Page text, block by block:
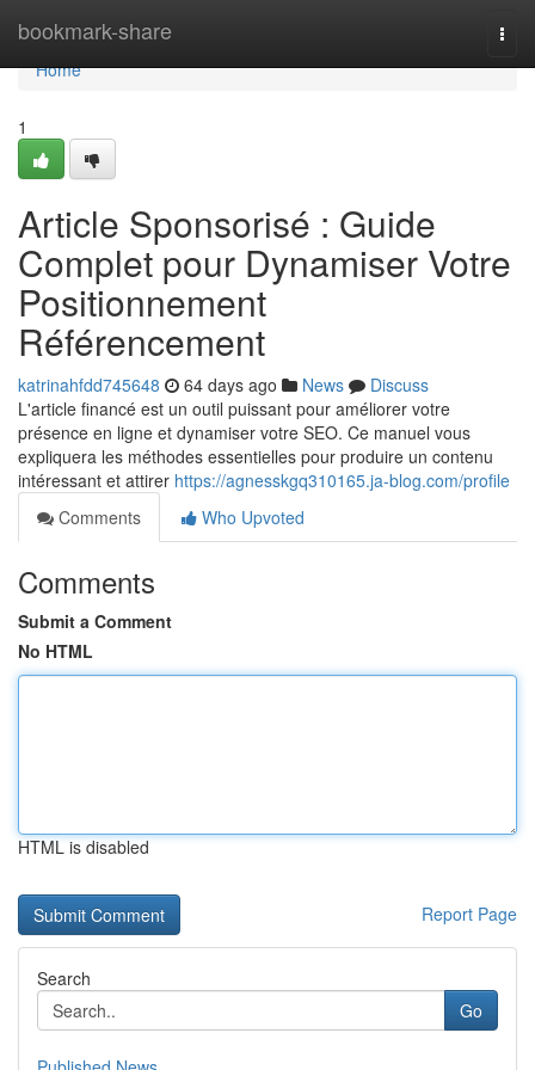
bookmark-share
Home
Home
1
Article Sponsorisé : Guide
Complet pour Dynamiser Votre
Positionnement
Référencement
katrinahfdd745648 64 days ago News
Discuss
L'article financé est un outil puissant pour améliorer votre
présence en ligne et dynamiser votre SEO. Ce manuel vous
expliquera les méthodes essentielles pour produire un contenu
intéressant et attirer https://agnesskgq310165.ja-blog.com/profile
Comments
Who Upvoted
Comments
Submit a Comment
No HTML
HTML is disabled
Report Page
Search
Go